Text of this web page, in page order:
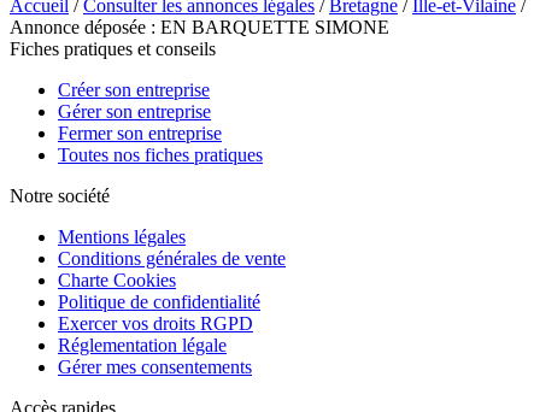
Accueil /Consulter les annonces légales /Bretagne /Ille-et-Vilaine /
Annonce déposée : EN BARQUETTE SIMONE
Fiches pratiques et conseils
Créer son entreprise
Gérer son entreprise
Fermer son entreprise
Toutes nos fiches pratiques
Notre société
Mentions légales
Conditions générales de vente
Charte Cookies
Politique de confidentialité
Exercer vos droits RGPD
Réglementation légale
Gérer mes consentements
Accès rapides